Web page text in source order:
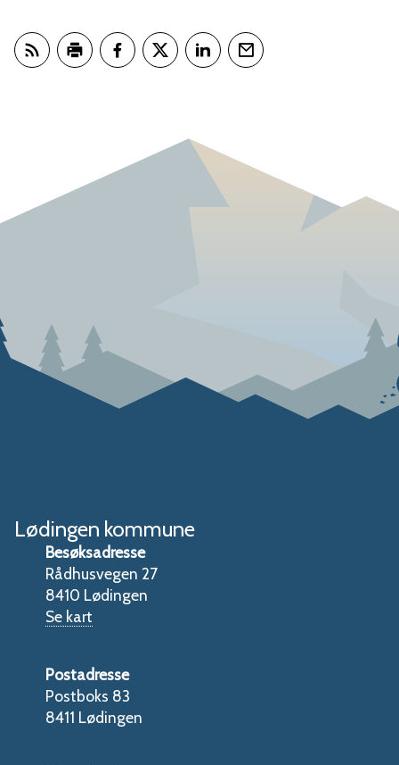
Lødingen kommune
Besøksadresse
Rådhusvegen 27
8410 Lødingen
Se kart
Postadresse
Postboks 83
8411 Lødingen